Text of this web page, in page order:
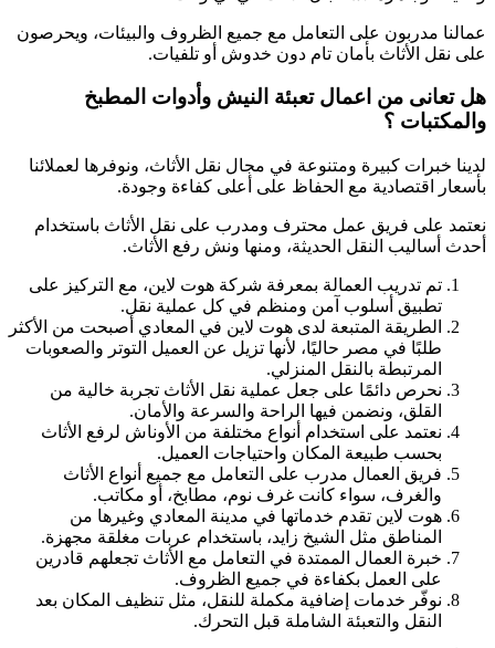
عمالنا مدربون على التعامل مع جميع الظروف والبيئات، ويحرصون
على نقل الأثاث بأمان تام دون خدوش أو تلفيات.
هل تعانى من اعمال تعبئة النيش وأدوات المطبخ
والمكتبات ؟
لدينا خبرات كبيرة ومتنوعة في مجال نقل الأثاث، ونوفرها لعملائنا
بأسعار اقتصادية مع الحفاظ على أعلى كفاءة وجودة.
نعتمد على فريق عمل محترف ومدرب على نقل الأثاث باستخدام
أحدث أساليب النقل الحديثة، ومنها ونش رفع الأثاث.
تم تدريب العمالة بمعرفة شركة هوت لاين، مع التركيز على
تطبيق أسلوب آمن ومنظم في كل عملية نقل.
الطريقة المتبعة لدى هوت لاين في المعادي أصبحت من الأكثر
طلبًا في مصر حاليًا، لأنها تزيل عن العميل التوتر والصعوبات
المرتبطة بالنقل المنزلي.
نحرص دائمًا على جعل عملية نقل الأثاث تجربة خالية من
القلق، ونضمن فيها الراحة والسرعة والأمان.
نعتمد على استخدام أنواع مختلفة من الأوناش لرفع الأثاث
بحسب طبيعة المكان واحتياجات العميل.
فريق العمال مدرب على التعامل مع جميع أنواع الأثاث
والغرف، سواء كانت غرف نوم، مطابخ، أو مكاتب.
هوت لاين تقدم خدماتها في مدينة المعادي وغيرها من
المناطق مثل الشيخ زايد، باستخدام عربات مغلقة مجهزة.
خبرة العمال الممتدة في التعامل مع الأثاث تجعلهم قادرين
على العمل بكفاءة في جميع الظروف.
نوفّر خدمات إضافية مكملة للنقل، مثل تنظيف المكان بعد
النقل والتعبئة الشاملة قبل التحرك.